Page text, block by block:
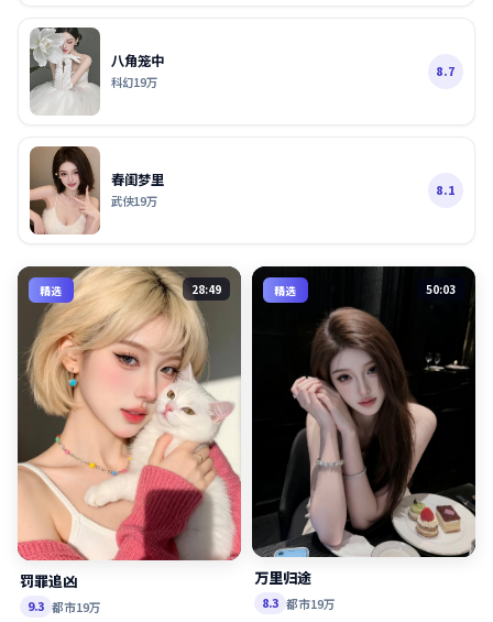
八角笼中
科幻19万
8.7
春闺梦里
武侠19万
8.1
精选 28:49
罚罪追凶
9.3 都市19万
精选 50:03
万里归途
8.3 都市19万